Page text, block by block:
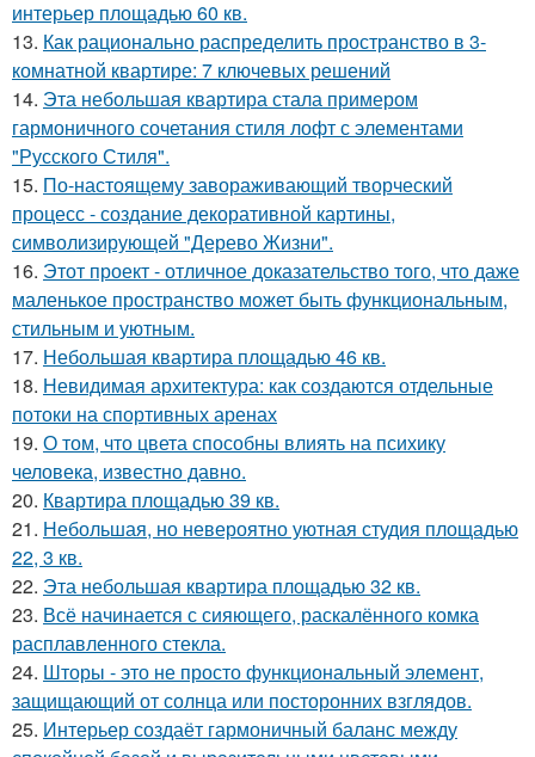
интерьер площадью 60 кв.
13. Как рационально распределить пространство в 3-
комнатной квартире: 7 ключевых решений
14. Эта небольшая квартира стала примером
гармоничного сочетания стиля лофт с элементами
"Русского Стиля".
15. По-настоящему завораживающий творческий
процесс - создание декоративной картины,
символизирующей "Дерево Жизни".
16. Этот проект - отличное доказательство того, что даже
маленькое пространство может быть функциональным,
стильным и уютным.
17. Небольшая квартира площадью 46 кв.
18. Невидимая архитектура: как создаются отдельные
потоки на спортивных аренах
19. О том, что цвета способны влиять на психику
человека, известно давно.
20. Квартира площадью 39 кв.
21. Небольшая, но невероятно уютная студия площадью
22, 3 кв.
22. Эта небольшая квартира площадью 32 кв.
23. Всё начинается с сияющего, раскалённого комка
расплавленного стекла.
24. Шторы - это не просто функциональный элемент,
защищающий от солнца или посторонних взглядов.
25. Интерьер создаёт гармоничный баланс между